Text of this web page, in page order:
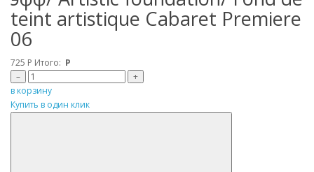
teint artistique Cabaret Premiere
06
725 Р Итого: Р
–
+
в корзину
Купить в один клик